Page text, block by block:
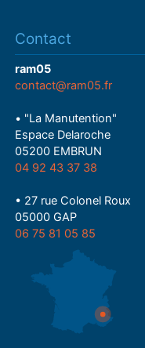
Contact
ram05
contact@ram05.fr
• "La Manutention"
Espace Delaroche
05200 EMBRUN
04 92 43 37 38
• 27 rue Colonel Roux
05000 GAP
06 75 81 05 85